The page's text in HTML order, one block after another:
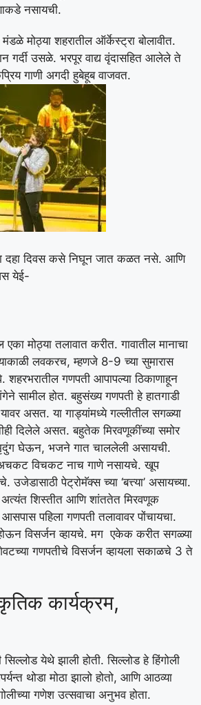
नसायची.
मोठ्या शहरातील ऑर्केस्ट्रा बोलावीत.
गर्दी उसळे. भरपूर वाद्य वृंदासहित आलेले ते
गाणी अगदी हुबेहूब वाजवत.
दहा दिवस कसे निघून जात कळत नसे. आणि
येई-
एका मोठ्या तलावात करीत. गावातील मानाचा
लवकरच, म्हणजे 8-9 च्या सुमारास
शहरभरातील गणपती आपापल्या ठिकाणाहून
सामील होत. बहुसंख्य गणपती हे हातगाडी
असत. या गाड्यांमध्ये गल्लीतील सगळ्या
दिलेले असत. बहुतेक मिरवणूकींच्या समोर
घेऊन, भजने गात चाललेली असायची.
अचकट विचकट नाच गाणे नसायचे. खूप
उजेडासाठी पेट्रोमॅक्स च्या ‘बत्त्या’ असायच्या.
अत्यंत शिस्तीत आणि शांततेत मिरवणूक
आसपास पहिला गणपती तलावावर पोंचायचा.
विसर्जन व्हायचे. मग एकेक करीत सगळ्या
गणपतीचे विसर्जन व्हायला सकाळचे 3 ते
कार्यक्रम,
येथे झाली होती. सिल्लोड हे हिंगोली
थोडा मोठा झालो होतो, आणि आठव्या
गणेश उत्सवाचा अनुभव होता.